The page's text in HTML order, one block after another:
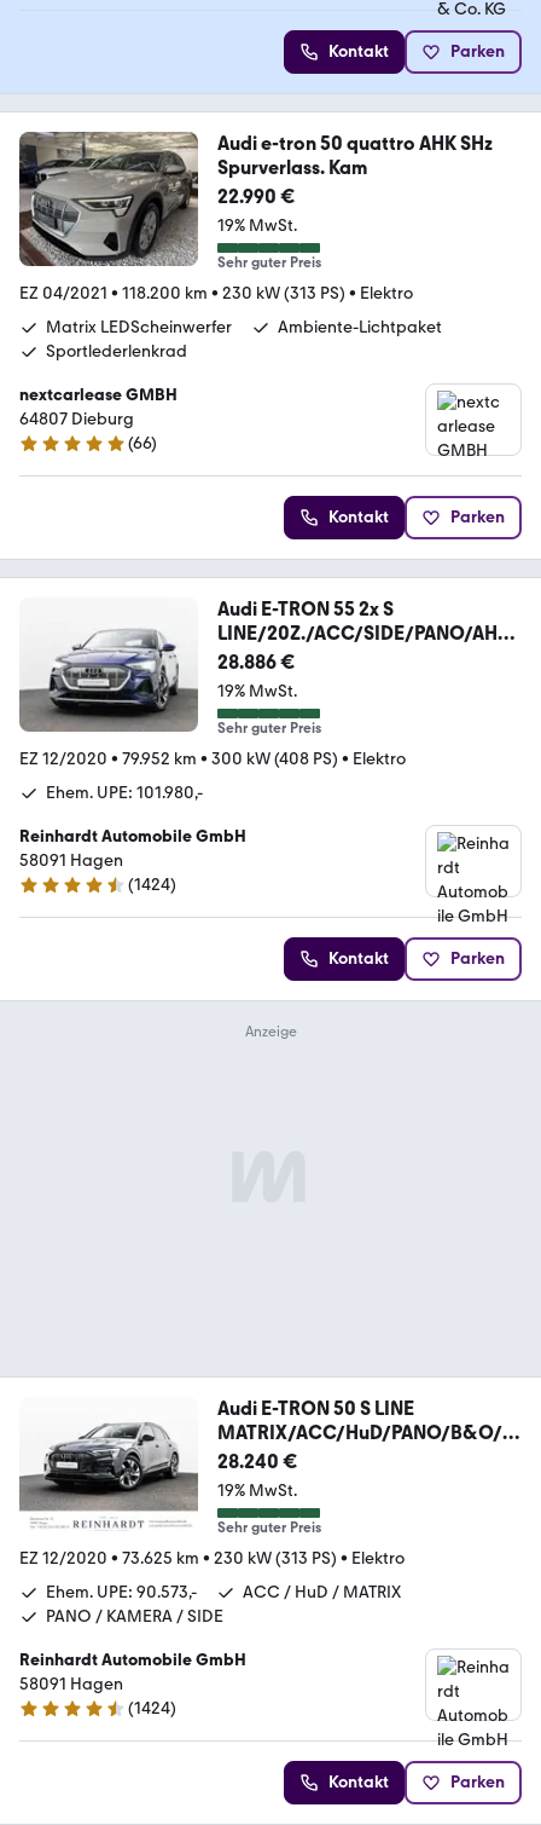
Kontakt Parken
Audi e-tron 50 quattro AHK SHz
Spurverlass. Kam
22.990 €
19% MwSt.
Sehr guter Preis
EZ 04/2021 • 118.200 km • 230 kW (313 PS) • Elektro
Matrix LEDScheinwerfer
Ambiente-Lichtpaket
Sportlederlenkrad
nextcarlease GMBH
64807 Dieburg
5 Sterne
(66)
Kontakt Parken
Audi E-TRON 55 2x S
LINE/20Z./ACC/SIDE/PANO/AHK/
360°
28.886 €
19% MwSt.
Sehr guter Preis
EZ 12/2020 • 79.952 km • 300 kW (408 PS) • Elektro
Ehem. UPE: 101.980,-
Reinhardt Automobile GmbH
58091 Hagen
4.7 Sterne
(1424)
Kontakt Parken
Audi E-TRON 50 S LINE
MATRIX/ACC/HuD/PANO/B&O/K
AMERA
28.240 €
19% MwSt.
Sehr guter Preis
EZ 12/2020 • 73.625 km • 230 kW (313 PS) • Elektro
Ehem. UPE: 90.573,-
ACC / HuD / MATRIX
PANO / KAMERA / SIDE
Reinhardt Automobile GmbH
58091 Hagen
4.7 Sterne
(1424)
Kontakt Parken